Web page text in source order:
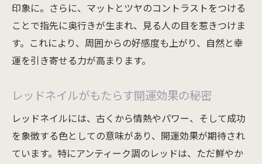
印象に。さらに、マットとツヤのコントラストをつける
ことで指先に奥行きが生まれ、見る人の目を惹きつけま
す。これにより、周囲からの好感度も上がり、自然と幸
運を引き寄せる力が高まります。
レッドネイルがもたらす開運効果の秘密
レッドネイルには、古くから情熱やパワー、そして成功
を象徴する色としての意味があり、開運効果が期待され
ています。特にアンティーク調のレッドは、ただ鮮やか